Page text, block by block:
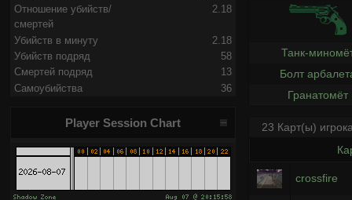
Отношение убийств/
смертей
2.18
Убийств в минуту
2.18
Убийств подряд
58
Смертей подряд
13
Самоубийства
36
Player Session Chart
Танк-
Болт
Гранатомёт
23 Карт(ы)
crossfire